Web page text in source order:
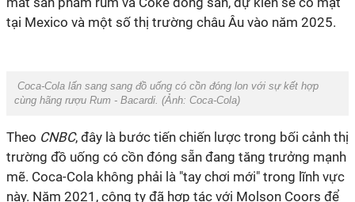
tại Mexico và một số thị trường châu Âu vào năm 2025.
Coca-Cola lấn sang sang đồ uống có cồn đóng lon với sự kết hợp
cùng hãng rượu Rum - Bacardi. (Ảnh: Coca-Cola)
Theo CNBC, đây là bước tiến chiến lược trong bối cảnh thị
trường đồ uống có cồn đóng sẵn đang tăng trưởng mạnh
mẽ. Coca-Cola không phải là "tay chơi mới" trong lĩnh vực
này. Năm 2021, công ty đã hợp tác với Molson Coors để